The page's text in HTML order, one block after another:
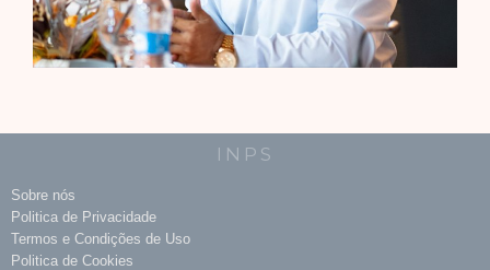
INPS
Sobre nós
Politica de Privacidade
Termos e Condições de Uso
Politica de Cookies